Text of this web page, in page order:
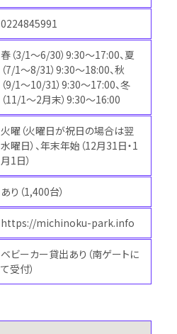
0224845991
春（3/1～6/30）9:30～17:00、夏
（7/1～8/31）9:30～18:00、秋
（9/1～10/31）9:30～17:00、冬
（11/1～2月末）9:30～16:00
火曜（火曜日が祝日の場合は翌
水曜日）、年末年始（12月31日・1
月1日）
あり（1,400台）
https://michinoku-park.info
ベビーカー貸出あり（南ゲートに
て受付）